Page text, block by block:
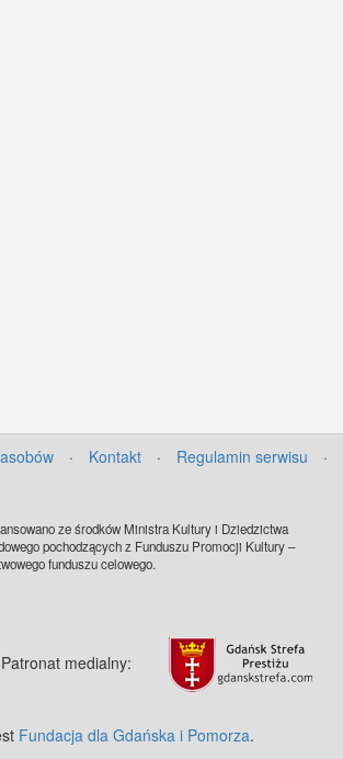
· Kontakt · Regulamin serwisu ·
ze środków Ministra Kultury i Dziedzictwa
pochodzących z Funduszu Promocji Kultury –
funduszu celowego.
Patronat medialny:
Fundacja dla Gdańska i Pomorza.